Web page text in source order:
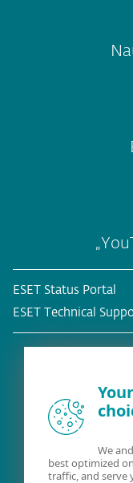
ESET Status Portal
ESET Technical
We
best optimized
traffic, and serve